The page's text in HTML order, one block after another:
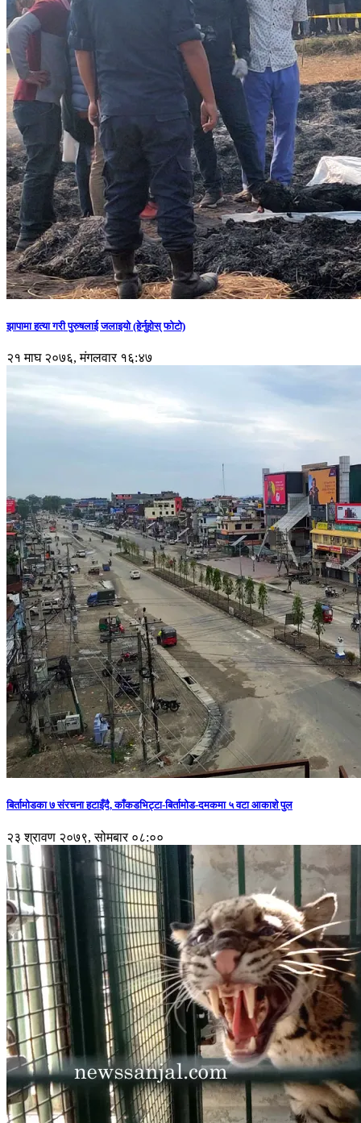
झापामा हत्या गरी पुरुषलाई जलाइयो (हेर्नुहाेस् फाेटाे)
२१ माघ २०७६, मंगलवार १६:४७
बिर्तामोडका ७ संरचना हटाइँदै, काँकडभिट्टा-बिर्तामोड-दमकमा ५ वटा आकाशे पुल
२३ श्रावण २०७९, सोमबार ०८:००